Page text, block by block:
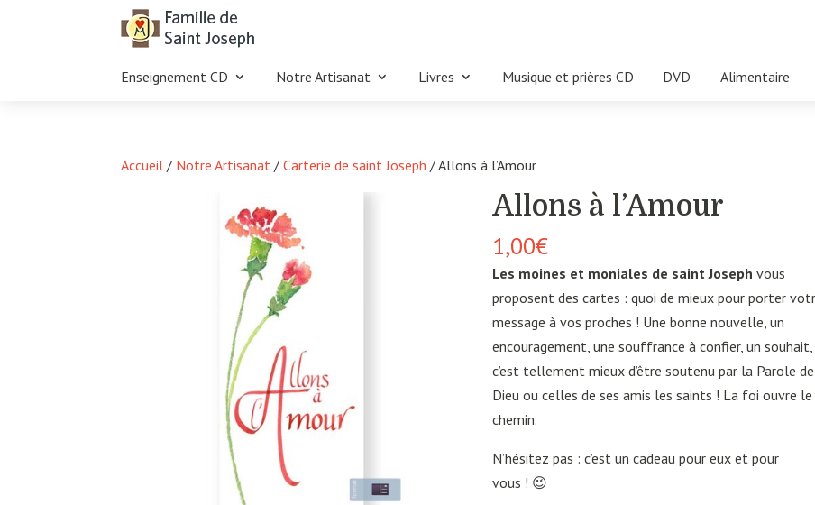
Enseignement CD Notre Artisanat Livres Musique et prières CD DVD Alimentaire
Accueil / Notre Artisanat /Carterie de saint Joseph / Allons à l’Amour
Allons à l’Amour
1,00€
Les moines et moniales de saint Joseph vous
proposent des cartes : quoi de mieux pour porter
message à vos proches ! Une bonne nouvelle, un
encouragement, une souffrance à confier, un
c’est tellement mieux d’être soutenu par la Parole de
Dieu ou celles de ses amis les saints ! La foi ouvre le
chemin.
N’hésitez pas : c’est un cadeau pour eux et pour
vous ! 😉